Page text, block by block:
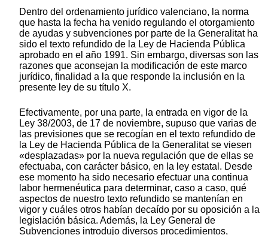
Dentro del ordenamiento jurídico valenciano, la norma
que hasta la fecha ha venido regulando el otorgamiento
de ayudas y subvenciones por parte de la Generalitat ha
sido el texto refundido de la Ley de Hacienda Pública
aprobado en el año 1991. Sin embargo, diversas son las
razones que aconsejan la modificación de este marco
jurídico, finalidad a la que responde la inclusión en la
presente ley de su título X.
Efectivamente, por una parte, la entrada en vigor de la
Ley 38/2003, de 17 de noviembre, supuso que varias de
las previsiones que se recogían en el texto refundido de
la Ley de Hacienda Pública de la Generalitat se viesen
«desplazadas» por la nueva regulación que de ellas se
efectuaba, con carácter básico, en la ley estatal. Desde
ese momento ha sido necesario efectuar una continua
labor hermenéutica para determinar, caso a caso, qué
aspectos de nuestro texto refundido se mantenían en
vigor y cuáles otros habían decaído por su oposición a la
legislación básica. Además, la Ley General de
Subvenciones introdujo diversos procedimientos,